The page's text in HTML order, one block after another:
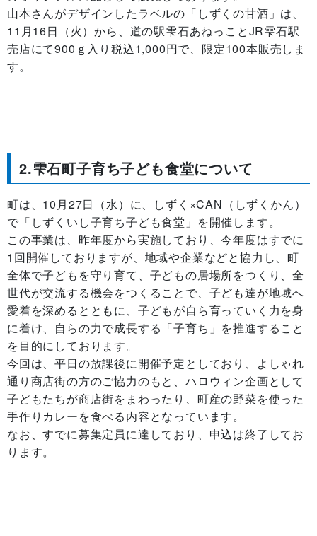
山本さんがデザインしたラベルの「しずくの甘酒」は、
11月16日（火）から、道の駅雫石あねっことJR雫石駅
売店にて900ｇ入り税込1,000円で、限定100本販売しま
す。
2.雫石町子育ち子ども食堂について
町は、10月27日（水）に、しずく×CAN（しずくかん）
で「しずくいし子育ち子ども食堂」を開催します。
この事業は、昨年度から実施しており、今年度はすでに
1回開催しておりますが、地域や企業などと協力し、町
全体で子どもを守り育て、子どもの居場所をつくり、全
世代が交流する機会をつくることで、子ども達が地域へ
愛着を深めるとともに、子どもが自ら育っていく力を身
に着け、自らの力で成長する「子育ち」を推進すること
を目的にしております。
今回は、平日の放課後に開催予定としており、よしゃれ
通り商店街の方のご協力のもと、ハロウィン企画として
子どもたちが商店街をまわったり、町産の野菜を使った
手作りカレーを食べる内容となっています。
なお、すでに募集定員に達しており、申込は終了してお
ります。